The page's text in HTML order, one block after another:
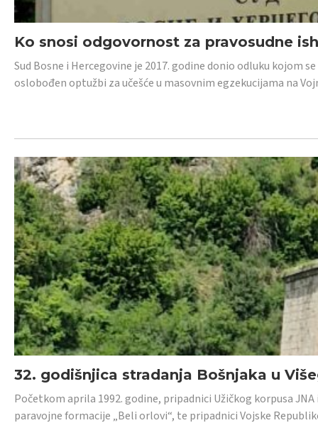
Ko snosi odgovornost za pravosudne
Sud Bosne i Hercegovine je 2017. godine donio odluku kojom
oslobođen optužbi za učešće u masovnim egzekucijama na
32. godišnjica stradanja Bošnjaka u
Početkom aprila 1992. godine, pripadnici Užičkog korpusa
paravojne formacije „Beli orlovi“, te pripadnici Vojske